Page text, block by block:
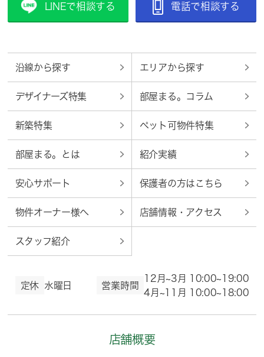
LINEで相談する 電話で相談する
沿線から探す エリアから探す
デザイナーズ特集 部屋まる。コラム
新築特集 ペット可物件特集
部屋まる。とは 紹介実績
安心サポート 保護者の方はこちら
物件オーナー様へ 店舗情報・アクセス
スタッフ紹介
定休 水曜日 営業時間
12月~3月 10:00~19:00
4月~11月 10:00~18:00
店舗概要